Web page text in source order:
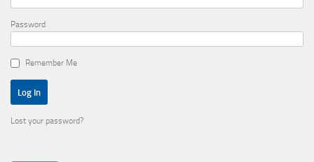
Password
Remember Me
Lost your password?